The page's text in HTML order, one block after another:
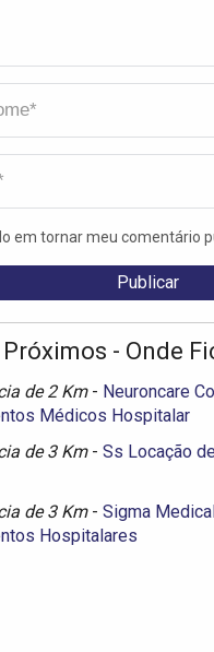
em tornar meu comentário
- Onde
de 2 Km - Neuroncare
Médicos Hospitalar
de 3 Km - Ss Locação
de 3 Km - Sigma
Hospitalares